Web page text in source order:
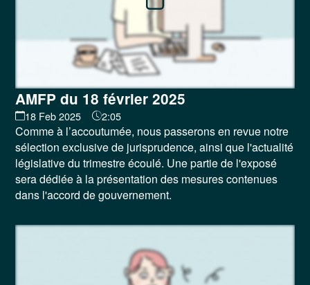
AMFP du 18 février 2025
18 Feb 2025 2:05
Comme à l’accoutumée, nous passerons en revue notre
sélection exclusive de jurisprudence, ainsi que l'actualité
législative du trimestre écoulé. Une partie de l'exposé
sera dédiée à la présentation des mesures contenues
dans l'accord de gouvernement.